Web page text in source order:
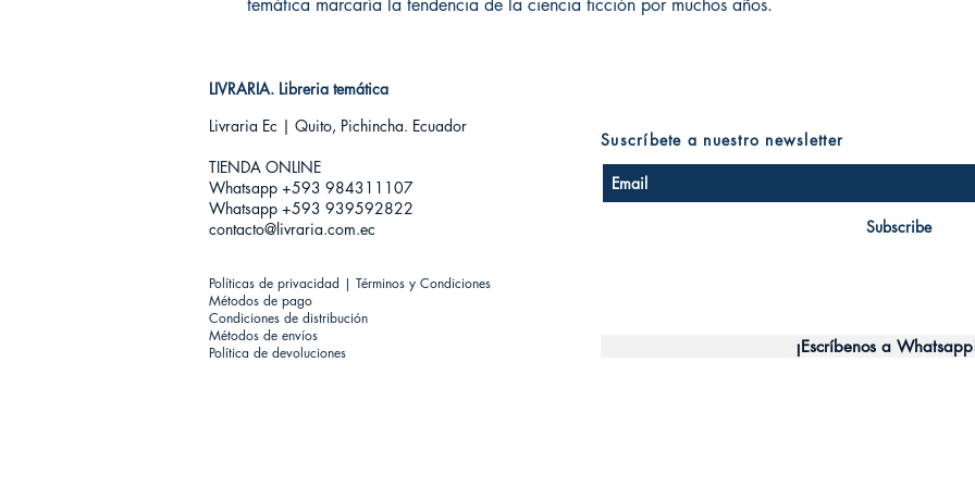
temática marcaría la tendencia de la ciencia ficción por muchos años.
LIVRARIA. Libreria temática
Livraria Ec | Quito, Pichincha. Ecuador
TIENDA ONLINE​
Whatsapp +593 984311107
Whatsapp +593 939592822
contacto@livraria.com.ec
Políticas de privacidad | Términos y Condiciones
Métodos de pago
Condiciones de distribución
Métodos de envíos
Política de devoluciones
Subscribe
Suscríbete a nuestro newsletter
¡Escríbenos a